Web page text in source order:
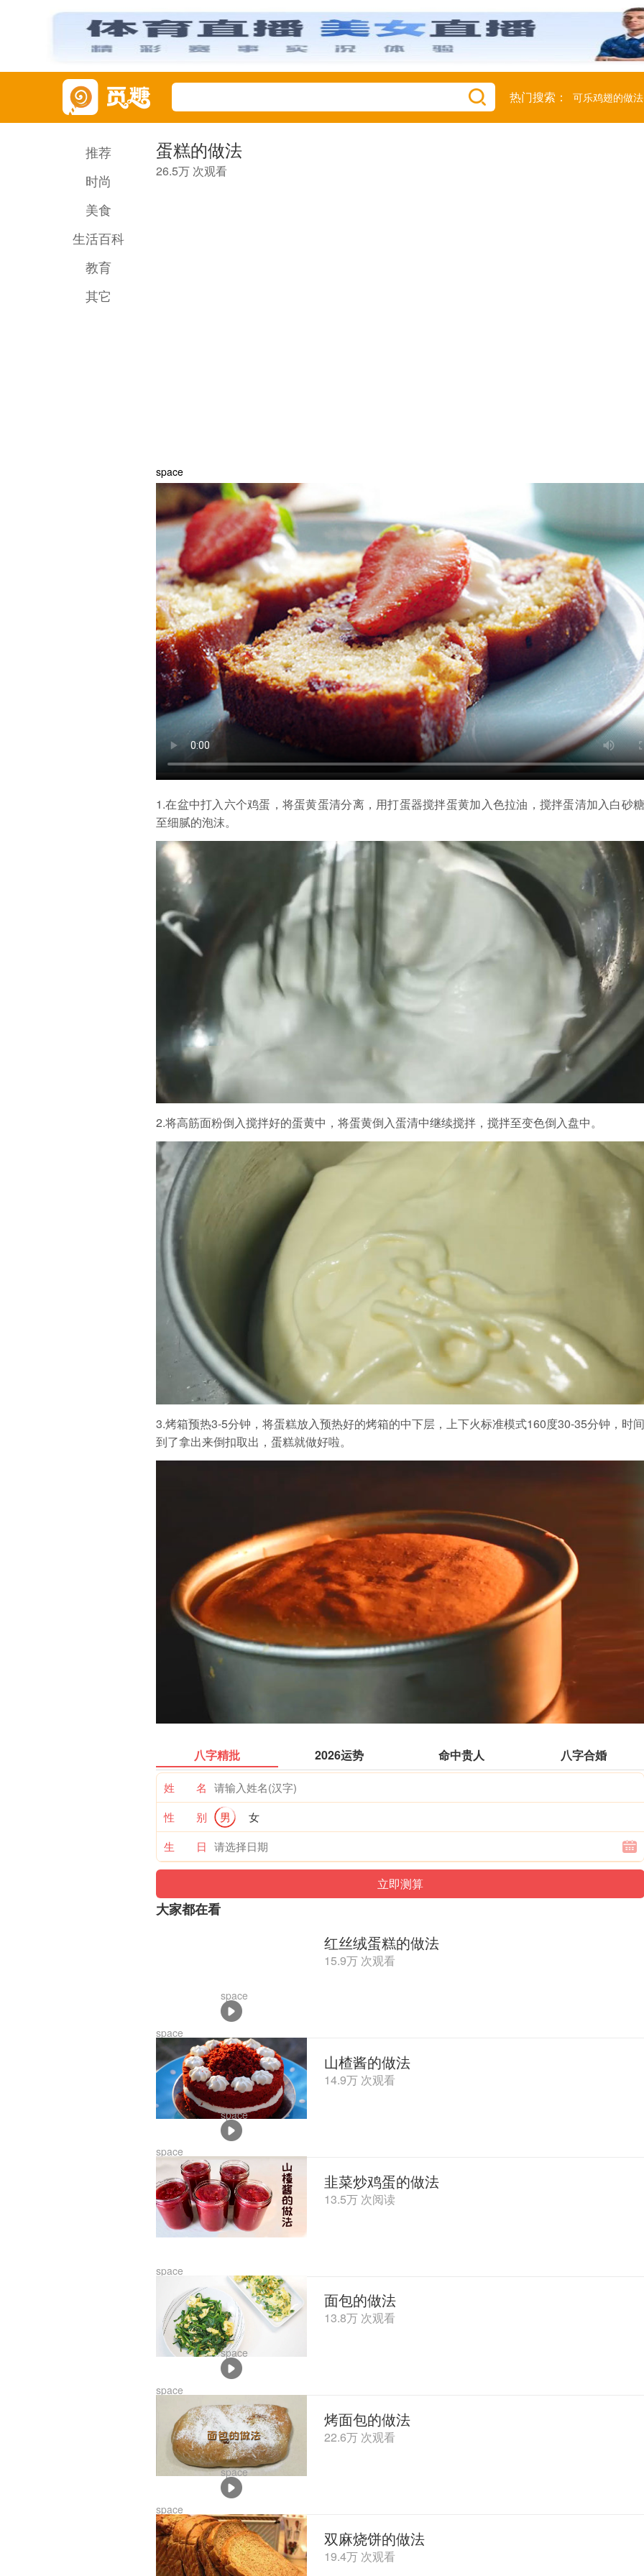
热门搜索： 可乐鸡翅的做法
推荐
时尚
美食
生活百科
教育
其它
蛋糕的做法
26.5万 次观看
space
1.在盆中打入六个鸡蛋，将蛋黄蛋清分离，用打蛋器搅拌蛋黄加入色拉油，搅拌蛋清加入白砂糖
至细腻的泡沫。
2.将高筋面粉倒入搅拌好的蛋黄中，将蛋黄倒入蛋清中继续搅拌，搅拌至变色倒入盘中。
3.烤箱预热3-5分钟，将蛋糕放入预热好的烤箱的中下层，上下火标准模式160度30-35分钟，时间
到了拿出来倒扣取出，蛋糕就做好啦。
八字精批 2026运势 命中贵人 八字合婚
姓 名
性 别
男
女
生 日
大家都在看
space
space
红丝绒蛋糕的做法
15.9万 次观看
space
space
山楂酱的做法
14.9万 次观看
space
韭菜炒鸡蛋的做法
13.5万 次阅读
space
space
面包的做法
13.8万 次观看
space
space
烤面包的做法
22.6万 次观看
双麻烧饼的做法
19.4万 次观看